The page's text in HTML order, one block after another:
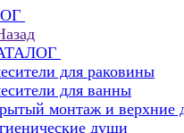
для раковины
для ванны
монтаж и верхние
души